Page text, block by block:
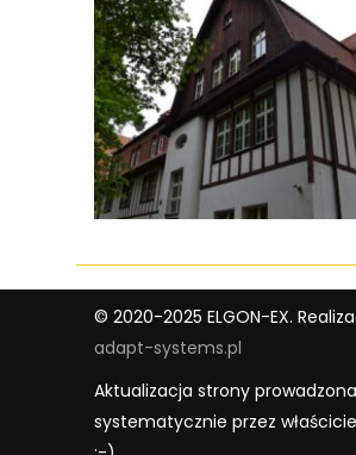
© 2020-2025 ELGON-EX.
adapt-systems.pl
Aktualizacja strony
systematycznie przez